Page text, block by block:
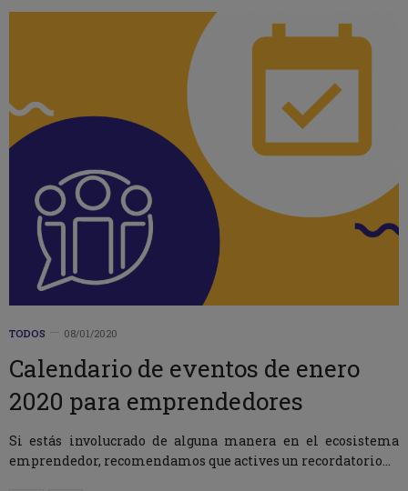
TODOS 08/01/2020
Calendario de eventos de enero
2020 para emprendedores
Si estás involucrado de alguna manera en el ecosistema
emprendedor, recomendamos que actives un recordatorio…